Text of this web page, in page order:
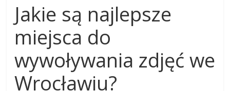
Jakie są najlepsze
miejsca do
wywoływania zdjęć we
Wrocławiu?